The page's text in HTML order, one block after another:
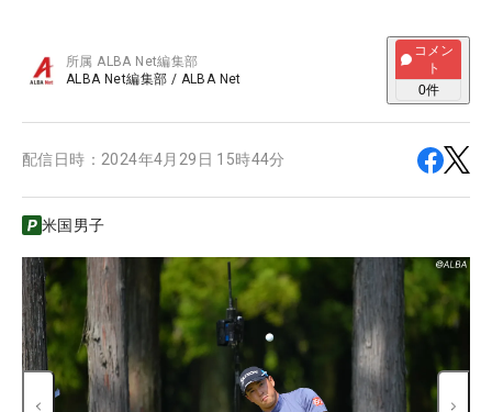
所属ALBA Net編集部
ALBA Net編集部 / ALBA Net
コメン
ト
0件
配信日時： 2024年4月29日 15時44分
米国男子